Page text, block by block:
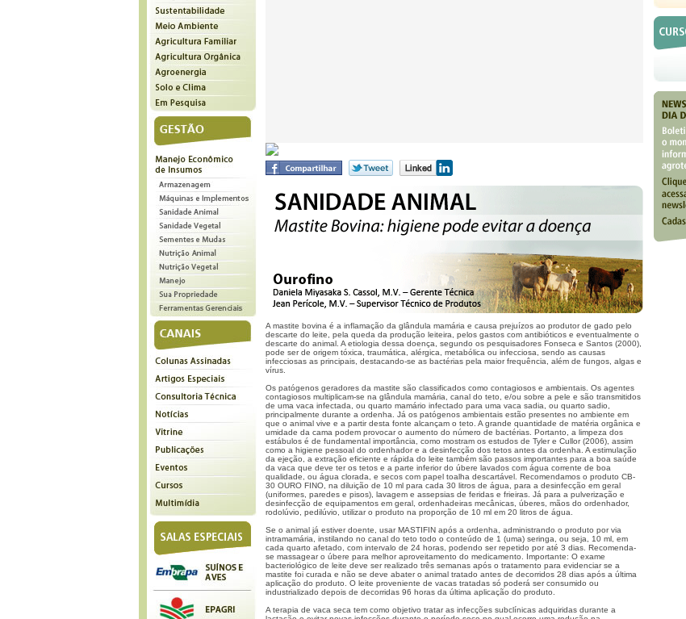
A mastite bovina é a inflamação da glândula mamária e causa prejuízos ao produtor de gado pelo
descarte do leite, pela queda da produção leiteira, pelos gastos com antibióticos e eventualmente o
descarte do animal. A etiologia dessa doença, segundo os pesquisadores Fonseca e Santos (2000),
pode ser de origem tóxica, traumática, alérgica, metabólica ou infecciosa, sendo as causas
infecciosas as principais, destacando-se as bactérias pela maior frequência, além de fungos, algas e
vírus.
Os patógenos geradores da mastite são classificados como contagiosos e ambientais. Os agentes
contagiosos multiplicam-se na glândula mamária, canal do teto, e/ou sobre a pele e são transmitidos
de uma vaca infectada, ou quarto mamário infectado para uma vaca sadia, ou quarto sadio,
principalmente durante a ordenha. Já os patógenos ambientais estão presentes no ambiente em
que o animal vive e a partir desta fonte alcançam o teto. A grande quantidade de matéria orgânica e
umidade da cama podem provocar o aumento do número de bactérias. Portanto, a limpeza dos
estábulos é de fundamental importância, como mostram os estudos de Tyler e Cullor (2006), assim
como a higiene pessoal do ordenhador e a desinfecção dos tetos antes da ordenha. A estimulação
da ejeção, a extração eficiente e rápida do leite também são passos importantes para a boa saúde
da vaca que deve ter os tetos e a parte inferior do úbere lavados com água corrente de boa
qualidade, ou água clorada, e secos com papel toalha descartável. Recomendamos o produto CB-
30 OURO FINO, na diluição de 10 ml para cada 30 litros de água, para a desinfecção em geral
(uniformes, paredes e pisos), lavagem e assepsias de feridas e frieiras. Já para a pulverização e
desinfecção de equipamentos em geral, ordenhadeiras mecânicas, úberes, mãos do ordenhador,
rodolúvio, pedilúvio, utilizar o produto na proporção de 10 ml em 20 litros de água.
Se o animal já estiver doente, usar MASTIFIN após a ordenha, administrando o produto por via
intramamária, instilando no canal do teto todo o conteúdo de 1 (uma) seringa, ou seja, 10 ml, em
cada quarto afetado, com intervalo de 24 horas, podendo ser repetido por até 3 dias. Recomenda-
se massagear o úbere para melhor aproveitamento do medicamento. Importante: O exame
bacteriológico de leite deve ser realizado três semanas após o tratamento para evidenciar se a
mastite foi curada e não se deve abater o animal tratado antes de decorridos 28 dias após a última
aplicação do produto. O leite proveniente de vacas tratadas só poderá ser consumido ou
industrializado depois de decorridas 96 horas da última aplicação do produto.
A terapia de vaca seca tem como objetivo tratar as infecções subclínicas adquiridas durante a